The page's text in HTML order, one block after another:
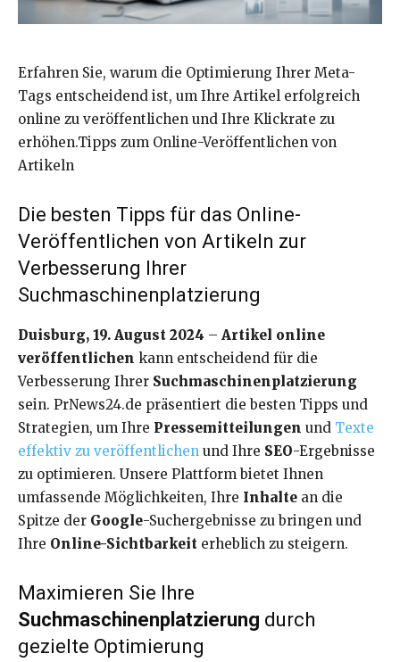
Erfahren Sie, warum die Optimierung Ihrer Meta-
Tags entscheidend ist, um Ihre Artikel erfolgreich
online zu veröffentlichen und Ihre Klickrate zu
erhöhen.Tipps zum Online-Veröffentlichen von
Artikeln
Die besten Tipps für das Online-
Veröffentlichen von Artikeln zur
Verbesserung Ihrer
Suchmaschinenplatzierung
Duisburg, 19. August 2024 – Artikel online
veröffentlichen kann entscheidend für die
Verbesserung Ihrer Suchmaschinenplatzierung
sein. PrNews24.de präsentiert die besten Tipps und
Strategien, um Ihre Pressemitteilungen und Texte
effektiv zu veröffentlichen und Ihre SEO-Ergebnisse
zu optimieren. Unsere Plattform bietet Ihnen
umfassende Möglichkeiten, Ihre Inhalte an die
Spitze der Google-Suchergebnisse zu bringen und
Ihre Online-Sichtbarkeit erheblich zu steigern.
Maximieren Sie Ihre
Suchmaschinenplatzierung durch
gezielte Optimierung